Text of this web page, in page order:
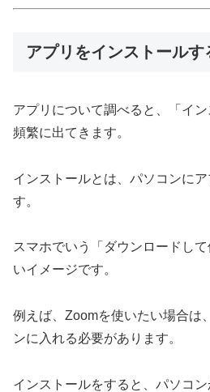
アプリをインストールす
アプリについて調べると、「イ
頻繁に出てきます。
インストールとは、パソコンに
す。
スマホでいう「ダウンロードし
いイメージです。
例えば、Zoomを使いたい場合は
ンに入れる必要があります。
インストールをすると、パソコ